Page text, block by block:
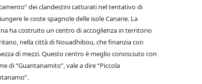
dei clandestini catturati nel tentativo di
le coste spagnole delle isole Canarie. La
ha costruito un centro di accoglienza in territorio
nella città di Nouadhibou, che finanzia con
di mezzi. Questo centro è meglio conosciuto con
di “Guantanamito”, vale a dire “Piccola